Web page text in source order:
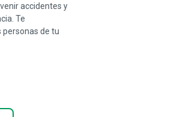
accidentes y
Te
de tu